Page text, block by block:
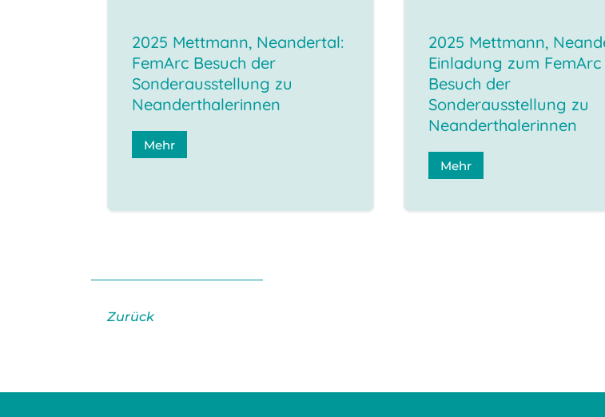
2025 Mettmann, Neandertal:
FemArc Besuch der
Sonderausstellung zu
Neanderthalerinnen
Mehr
2025 Mettmann,
Einladung zum FemArc
Besuch der
Sonderausstellung zu
Neanderthalerinnen
Mehr
Zurück